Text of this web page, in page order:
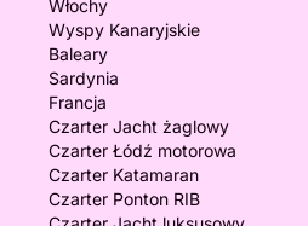
Włochy
Wyspy Kanaryjskie
Baleary
Sardynia
Francja
Czarter Jacht żaglowy
Czarter Łódź motorowa
Czarter Katamaran
Czarter Ponton RIB